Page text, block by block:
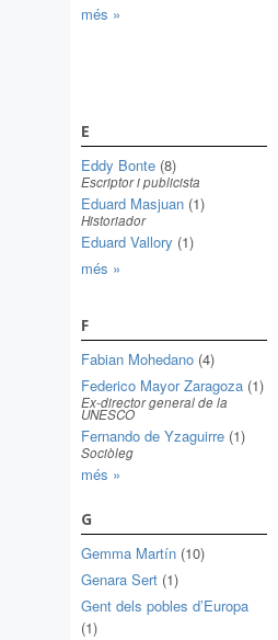
més »
E
Eddy Bonte (8)
Escriptor i publicista
Eduard Masjuan (1)
Historiador
Eduard Vallory (1)
més »
F
Fabian Mohedano (4)
Federico Mayor Zaragoza (1)
Ex-director general de la
UNESCO
Fernando de Yzaguirre (1)
Sociòleg
més »
G
Gemma Martín (10)
Genara Sert (1)
Gent dels pobles d’Europa
(1)